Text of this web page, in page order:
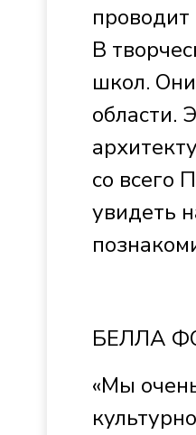
В
школ.
области.
со всего
увидеть
БЕЛЛА
«Мы